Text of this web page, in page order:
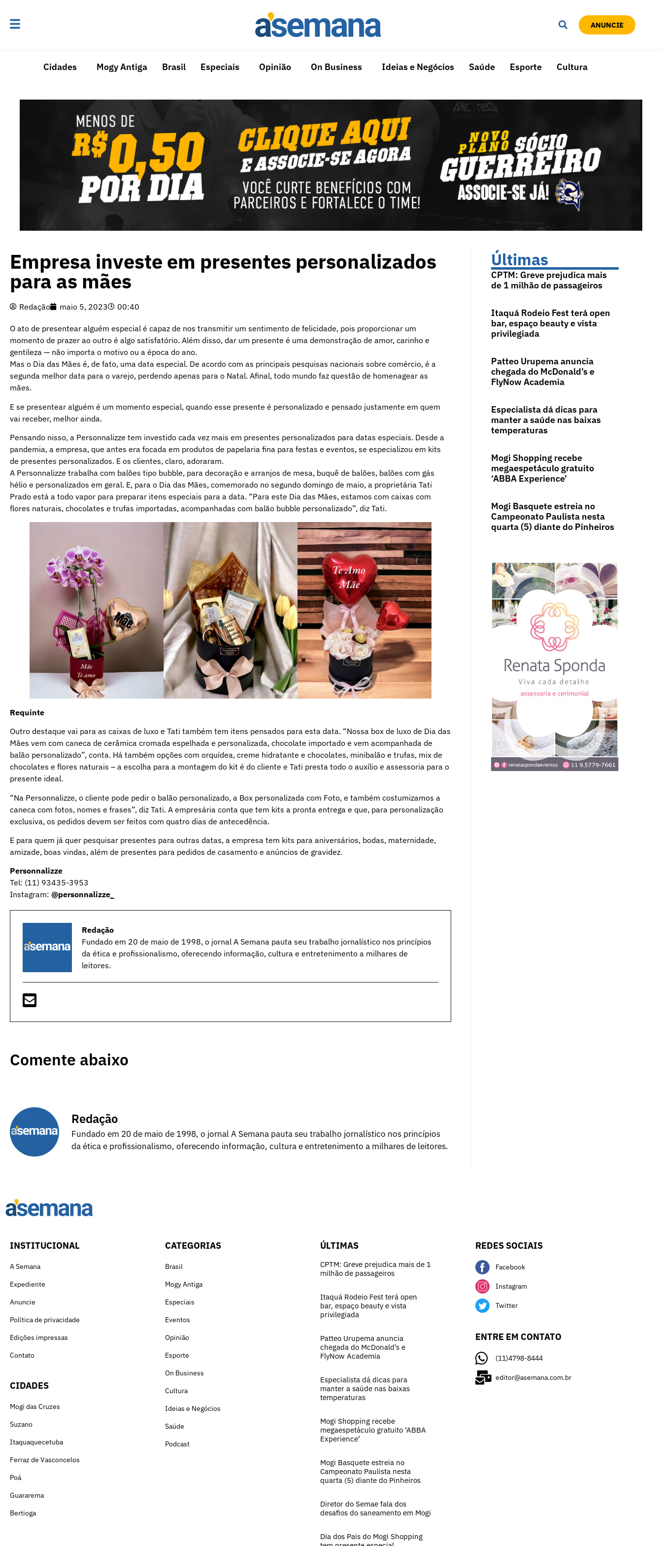
ANUNCIE
Cidades Mogy Antiga Brasil Especiais Opinião On Business Ideias e Negócios Saúde Esporte Cultura
Empresa investe em presentes personalizados
para as mães
Redação maio 5, 2023 00:40
O ato de presentear alguém especial é capaz de nos transmitir um sentimento de felicidade, pois proporcionar um
momento de prazer ao outro é algo satisfatório. Além disso, dar um presente é uma demonstração de amor, carinho e
gentileza — não importa o motivo ou a época do ano.
Mas o Dia das Mães é, de fato, uma data especial. De acordo com as principais pesquisas nacionais sobre comércio, é a
segunda melhor data para o varejo, perdendo apenas para o Natal. Afinal, todo mundo faz questão de homenagear as
mães.
E se presentear alguém é um momento especial, quando esse presente é personalizado e pensado justamente em quem
vai receber, melhor ainda.
Pensando nisso, a Personnalizze tem investido cada vez mais em presentes personalizados para datas especiais. Desde a
pandemia, a empresa, que antes era focada em produtos de papelaria fina para festas e eventos, se especializou em kits
de presentes personalizados. E os clientes, claro, adoraram.
A Personnalizze trabalha com balões tipo bubble, para decoração e arranjos de mesa, buquê de balões, balões com gás
hélio e personalizados em geral. E, para o Dia das Mães, comemorado no segundo domingo de maio, a proprietária Tati
Prado está a todo vapor para preparar itens especiais para a data. “Para este Dia das Mães, estamos com caixas com
flores naturais, chocolates e trufas importadas, acompanhadas com balão bubble personalizado”, diz Tati.
Requinte
Outro destaque vai para as caixas de luxo e Tati também tem itens pensados para esta data. “Nossa box de luxo de Dia das
Mães vem com caneca de cerâmica cromada espelhada e personalizada, chocolate importado e vem acompanhada de
balão personalizado”, conta. Há também opções com orquídea, creme hidratante e chocolates, minibalão e trufas, mix de
chocolates e flores naturais – a escolha para a montagem do kit é do cliente e Tati presta todo o auxílio e assessoria para o
presente ideal.
“Na Personnalizze, o cliente pode pedir o balão personalizado, a Box personalizada com Foto, e também costumizamos a
caneca com fotos, nomes e frases”, diz Tati. A empresária conta que tem kits a pronta entrega e que, para personalização
exclusiva, os pedidos devem ser feitos com quatro dias de antecedência.
E para quem já quer pesquisar presentes para outras datas, a empresa tem kits para aniversários, bodas, maternidade,
amizade, boas vindas, além de presentes para pedidos de casamento e anúncios de gravidez.
Personnalizze
Tel: (11) 93435-3953
Instagram: @personnalizze_
Redação
Fundado em 20 de maio de 1998, o jornal A Semana pauta seu trabalho jornalístico nos princípios
da ética e profissionalismo, oferecendo informação, cultura e entretenimento a milhares de
leitores.
Comente abaixo
Redação
Fundado em 20 de maio de 1998, o jornal A Semana pauta seu trabalho jornalístico nos princípios
da ética e profissionalismo, oferecendo informação, cultura e entretenimento a milhares de leitores.
Últimas
CPTM: Greve prejudica mais
de 1 milhão de passageiros
Itaquá Rodeio Fest terá open
bar, espaço beauty e vista
privilegiada
Patteo Urupema anuncia
chegada do McDonald’s e
FlyNow Academia
Especialista dá dicas para
manter a saúde nas baixas
temperaturas
Mogi Shopping recebe
megaespetáculo gratuito
‘ABBA Experience’
Mogi Basquete estreia no
Campeonato Paulista nesta
quarta (5) diante do Pinheiros
INSTITUCIONAL
A Semana
Expediente
Anuncie
Política de privacidade
Edições impressas
Contato
CIDADES
Mogi das Cruzes
Suzano
Itaquaquecetuba
Ferraz de Vasconcelos
Poá
Guararema
Bertioga
CATEGORIAS
Brasil
Mogy Antiga
Especiais
Eventos
Opinião
Esporte
On Business
Cultura
Ideias e Negócios
Saúde
Podcast
ÚLTIMAS
CPTM: Greve prejudica mais de 1
milhão de passageiros
Itaquá Rodeio Fest terá open
bar, espaço beauty e vista
privilegiada
Patteo Urupema anuncia
chegada do McDonald’s e
FlyNow Academia
Especialista dá dicas para
manter a saúde nas baixas
temperaturas
Mogi Shopping recebe
megaespetáculo gratuito ‘ABBA
Experience’
Mogi Basquete estreia no
Campeonato Paulista nesta
quarta (5) diante do Pinheiros
Diretor do Semae fala dos
desafios do saneamento em Mogi
Dia dos Pais do Mogi Shopping
REDES SOCIAIS
Facebook
Instagram
Twitter
ENTRE EM CONTATO
(11)4798-8444
editor@asemana.com.br